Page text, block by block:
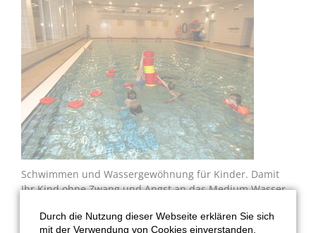
Schwimmen und Wassergewöhnung für Kinder. Damit
Ihr Kind ohne Zwang und Angst an das Medium Wasser
Heranführung an das spätere Schwimmen an. Unsere
Durch die Nutzung dieser Webseite erklären Sie sich
mit der Verwendung von Cookies einverstanden.